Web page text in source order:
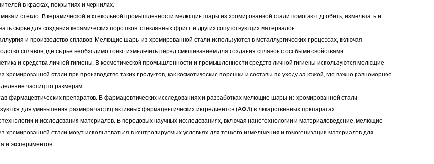
в красках, покрытиях и чернилах.
и стекло. В керамической и стекольной промышленности мелющие шары из хромированной стали помогают дробить, измельчать и
сырье для создания керамических порошков, стеклянных фритт и других сопутствующих материалов.
и производство сплавов. Мелющие шары из хромированной стали используются в металлургических процессах, включая
сплавов, где сырье необходимо тонко измельчить перед смешиванием для создания сплавов с особыми свойствами.
и средства личной гигиены. В косметической промышленности и промышленности средств личной гигиены используются мелющие
хромированной стали при производстве таких продуктов, как косметические порошки и составы по уходу за кожей, где важно равномерное
частиц по размерам.
фармацевтических препаратов. В фармацевтических исследованиях и разработках мелющие шары из хромированной стали
для уменьшения размера частиц активных фармацевтических ингредиентов (АФИ) в лекарственных препаратах.
и исследования материалов. В передовых научных исследованиях, включая нанотехнологии и материаловедение, мелющие
хромированной стали могут использоваться в контролируемых условиях для тонкого измельчения и гомогенизации материалов для
и экспериментов.